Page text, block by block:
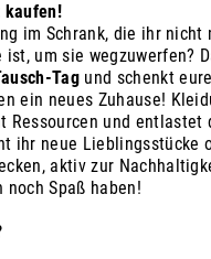
kaufen!
im Schrank, die ihr nicht
ist, um sie wegzuwerfen?
Tag und schenkt
ein neues Zuhause!
Ressourcen und entlastet
ihr neue Lieblingsstücke
aktiv zur
noch Spaß haben!